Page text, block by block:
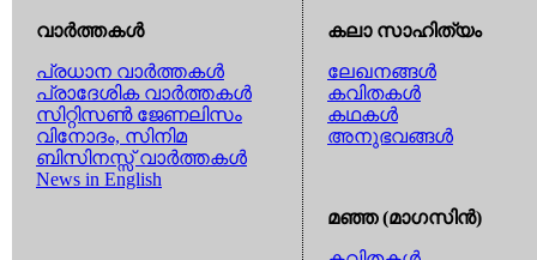
വാര്‍ത്തകള്‍
പ്രധാന വാര്‍ത്തകള്‍
പ്രാദേശിക വാര്‍ത്തകള്‍
സിറ്റിസണ്‍ ജേണലിസം
വിനോദം, സിനിമ
ബിസിനസ്സ് വാര്‍ത്തകള്‍
News in English
കലാ സാഹിത്യം
ലേഖനങ്ങള്‍
കവിതകള്‍
കഥകള്‍
അനുഭവങ്ങള്‍
മഞ്ഞ (മാഗസിന്‍)